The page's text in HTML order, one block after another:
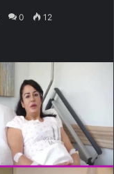
0 12